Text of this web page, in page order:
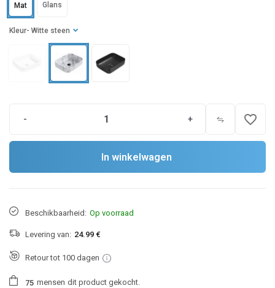
Kleur - Witte steen
Mat Glans
- + favorite_border
In winkelwagen
Beschikbaarheid: Op voorraad
Levering van: 24.99 €
Retour tot 100 dagen
75 mensen dit product gekocht.